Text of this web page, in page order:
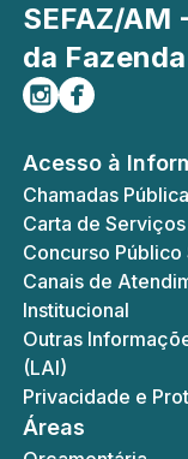
SEFAZ/AM
da
Siga-nos no
Curta-nos no
Acesso à
Chamadas
Carta de Serviços
Concurso
Canais de
Institucional
Outras
(LAI)
Privacidade e
Áreas